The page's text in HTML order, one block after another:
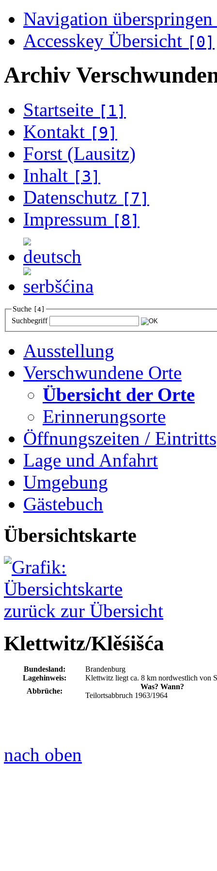
Navigation überspringen
Accesskey Übersicht [0]
Archiv
Startseite [1]
Kontakt [9]
Forst (Lausitz)
Inhalt [3]
Datenschutz [7]
Impressum [8]
Suche [4]
Suchbegriff
Ausstellung
Verschwundene Orte
Übersicht der Orte
Erinnerungsorte
Öffnungszeiten /
Lage und Anfahrt
Umgebung
Gästebuch
Übersichtskarte
zurück zur Übersicht
Klettwitz/Klěśišća
Bundesland:
Brandenburg
Lagehinweis:
Klettwitz liegt ca. 8 km nordwestlich von
Abbrüche:
Was? Wann?
Teilortsabbruch 1963/1964
nach oben